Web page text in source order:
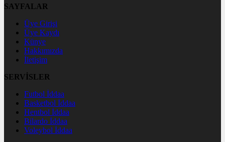
SAYFALAR
Üye Girişi
Üye Kaydı
Künye
Hakkımızda
İletişim
SERVİSLER
Futbol İddaa
Basketbol İddaa
Hentbol İddaa
Bilardo İddaa
Voleybol İddaa